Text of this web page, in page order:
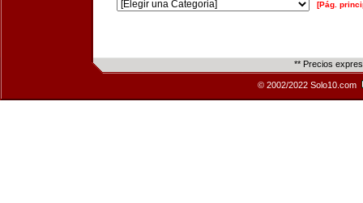
[Pág.
** Precios
© 2002/2022 Solo10.com